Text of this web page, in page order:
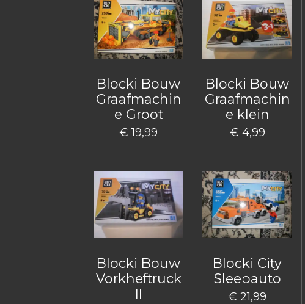
Blocki Bouw
Graafmachin
e Groot
€ 19,99
Blocki Bouw
Graafmachin
e klein
€ 4,99
Blocki Bouw
Vorkheftruck
II
Blocki City
Sleepauto
€ 21,99